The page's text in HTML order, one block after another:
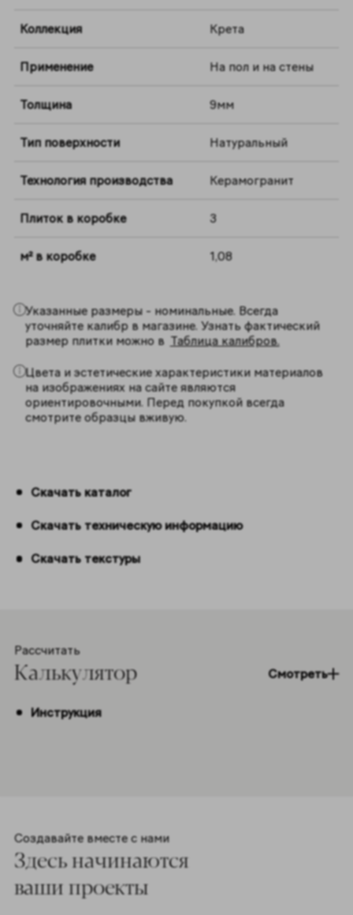
Коллекция Крета
Применение На пол и на стены
Толщина 9мм
Тип поверхности Натуральный
Технология производства Керамогранит
Плиток в коробке 3
м² в коробке 1,08
Указанные размеры - номинальные. Всегда
уточняйте калибр в магазине. Узнать фактический
размер плитки можно в Таблица калибров.
Цвета и эстетические характеристики материалов
на изображениях на сайте являются
ориентировочными. Перед покупкой всегда
смотрите образцы вживую.
Скачать каталог
Скачать техническую информацию
Скачать текстуры
Рассчитать
Калькулятор
Инструкция
Смотреть
Создавайте вместе с нами
Здесь начинаются
ваши проекты